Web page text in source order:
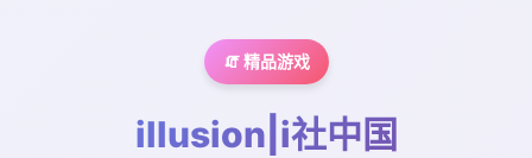
🧯 精品游戏
illusion|i社中国